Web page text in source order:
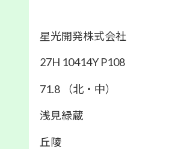
星光開発株式会社
27H 10414Y P108
71.8 （北・中）
浅見緑蔵
丘陵